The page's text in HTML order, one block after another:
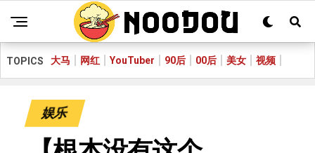
TOPICS 大马 网红 YouTuber 90后 00后 美女 视频
娱乐